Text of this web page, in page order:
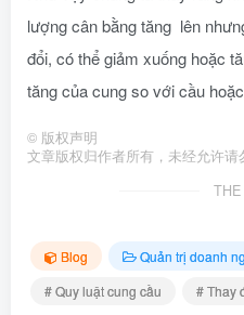
lượng cân bằng tăng lên
đổi, có thể giảm xuống hoặc
tăng của cung so với cầu
© 版权声明
文章版权归作者所有，未经允许请
Blog
Quản trị doanh
# Quy luật cung cầu
# Thay